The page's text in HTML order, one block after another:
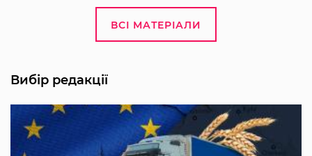
ВСІ МАТЕРІАЛИ
Вибір редакції